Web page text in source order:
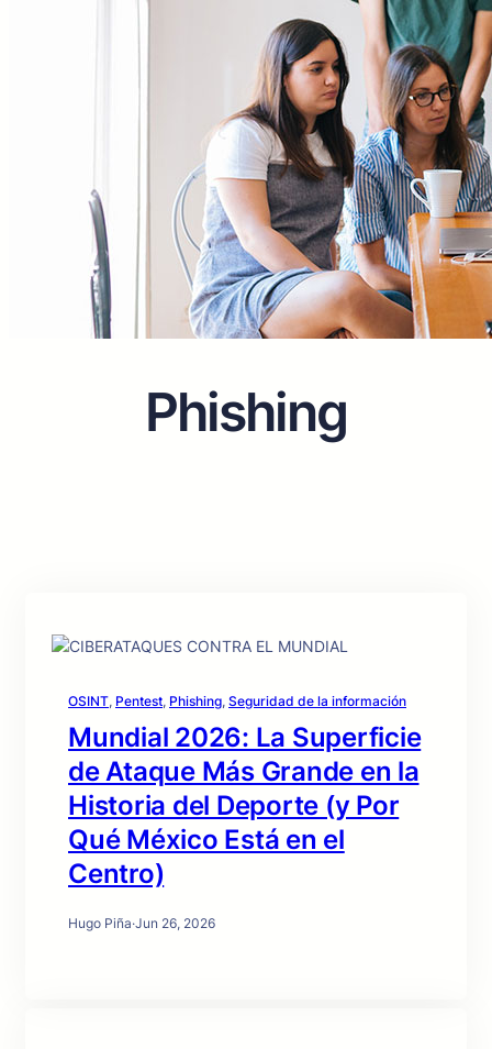
Phishing
OSINT, Pentest, Phishing, Seguridad de la información
Mundial 2026: La Superficie
de Ataque Más Grande en la
Historia del Deporte (y Por
Qué México Está en el
Centro)
Hugo Piña·Jun 26, 2026